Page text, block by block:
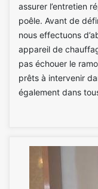
assurer l’entretien
poêle. Avant de
nous effectuons
appareil de
pas échouer le
prêts à intervenir
également dans